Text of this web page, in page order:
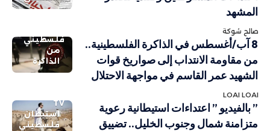
المشهد
صالح شوكة
فلسطيني
من
الذاكرة
8 آب/أغسطس في الذاكرة الفلسطينية..
من مقاومة الانتداب إلى صواريخ قوات
الشهيد عمر القاسم في مواجهة الاحتلال
LOAI LOAI
TV
استيطان
فلسطيني
” بالفيديو ” اعتداءات استيطانية رعوية
متزامنة شمال وجنوب الخليل.. تضييق